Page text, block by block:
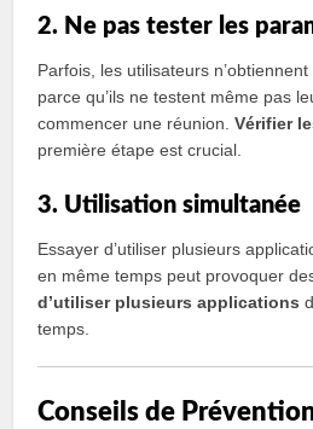
2. Ne pas tester les
Parfois, les utilisateurs
parce qu’ils ne testent même pas
commencer une réunion.Vérifier
première étape est crucial.
3. Utilisation simultanée
Essayer d’utiliser plusieurs
en même temps peut provoquer
d’utiliser plusieurs applications
temps.
Conseils de